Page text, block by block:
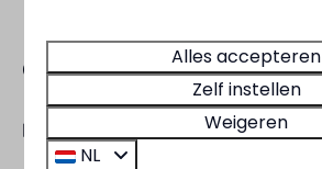
Contact
✉️ lobby@marinaparken.nl
Alles accepteren
Zelf instellen
Weigeren
NL